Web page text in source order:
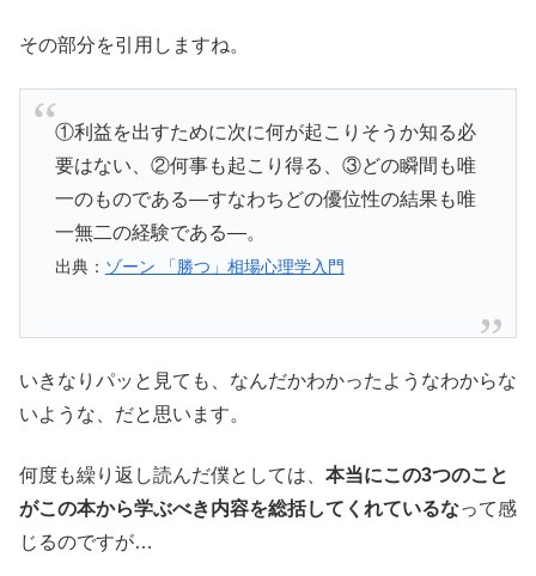
その部分を引用しますね。
①利益を出すために次に何が起こりそうか知る必
要はない、②何事も起こり得る、③どの瞬間も唯
一のものである―すなわちどの優位性の結果も唯
一無二の経験である―。
出典： ゾーン 「勝つ」相場心理学入門
いきなりパッと見ても、なんだかわかったようなわからな
いような、だと思います。
何度も繰り返し読んだ僕としては、 本当にこの3つのこと
がこの本から学ぶべき内容を総括してくれているなって感
じるのですが…